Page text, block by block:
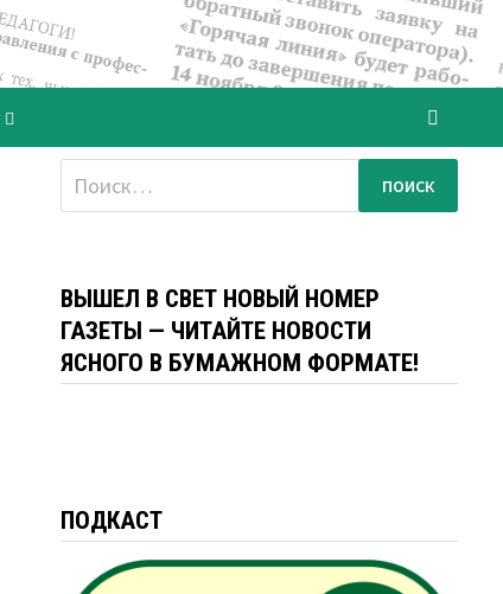
Найти:
ВЫШЕЛ В СВЕТ НОВЫЙ НОМЕР
ГАЗЕТЫ — ЧИТАЙТЕ НОВОСТИ
ЯСНОГО В БУМАЖНОМ ФОРМАТЕ!
ПОДКАСТ